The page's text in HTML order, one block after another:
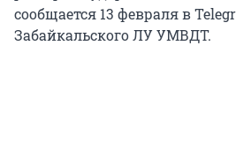
сообщается 13 февраля в
Забайкальского ЛУ УМВДТ.